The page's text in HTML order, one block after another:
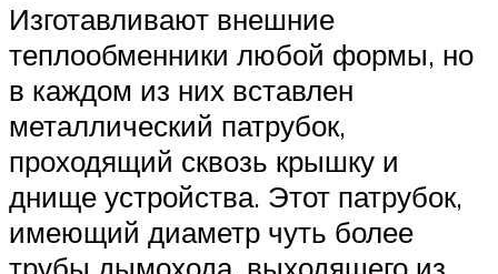
Изготавливают внешние
теплообменники любой формы, но
в каждом из них вставлен
металлический патрубок,
проходящий сквозь крышку и
днище устройства. Этот патрубок,
имеющий диаметр чуть более